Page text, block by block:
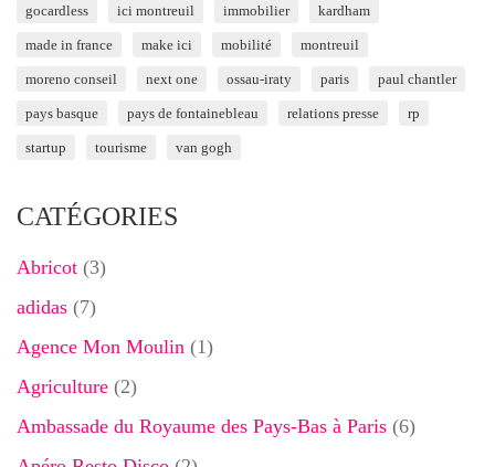
gocardless ici montreuil immobilier kardham
made in france make ici mobilité montreuil
moreno conseil next one ossau-iraty paris paul chantler
pays basque pays de fontainebleau relations presse rp
startup tourisme van gogh
CATÉGORIES
Abricot (3)
adidas (7)
Agence Mon Moulin (1)
Agriculture (2)
Ambassade du Royaume des Pays-Bas à Paris (6)